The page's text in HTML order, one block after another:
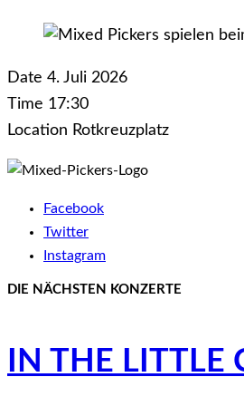
Date 4. Juli 2026
Time 17:30
Location Rotkreuzplatz
Facebook
Twitter
Instagram
DIE NÄCHSTEN KONZERTE
IN THE